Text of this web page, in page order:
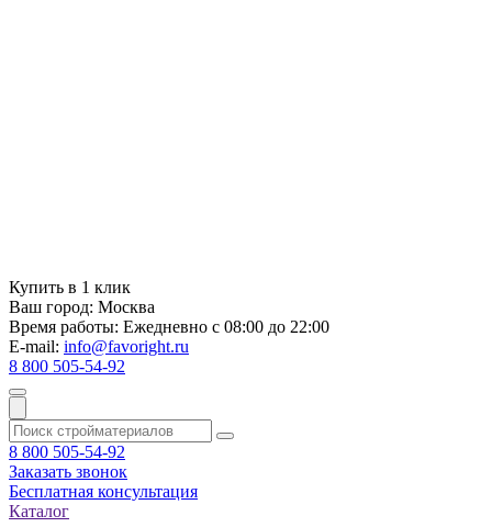
Купить в 1 клик
Ваш город: Москва
Время работы: Ежедневно с 08:00 до 22:00
E-mail: info@favoright.ru
8 800 505-54-92
8 800 505-54-92
Заказать звонок
Бесплатная консультация
Каталог